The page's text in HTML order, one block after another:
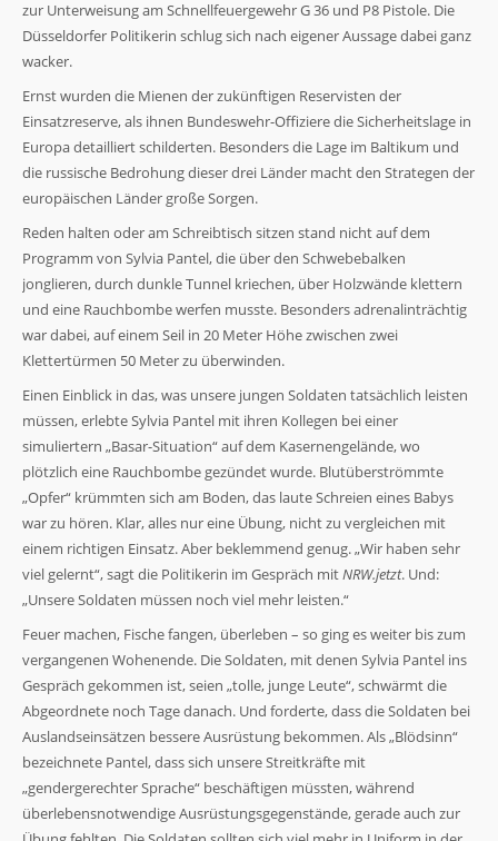
zur Unterweisung am Schnellfeuergewehr G 36 und P8 Pistole. Die
Düsseldorfer Politikerin schlug sich nach eigener Aussage dabei ganz
wacker.
Ernst wurden die Mienen der zukünftigen Reservisten der
Einsatzreserve, als ihnen Bundeswehr-Offiziere die Sicherheitslage in
Europa detailliert schilderten. Besonders die Lage im Baltikum und
die russische Bedrohung dieser drei Länder macht den Strategen der
europäischen Länder große Sorgen.
Reden halten oder am Schreibtisch sitzen stand nicht auf dem
Programm von Sylvia Pantel, die über den Schwebebalken
jonglieren, durch dunkle Tunnel kriechen, über Holzwände klettern
und eine Rauchbombe werfen musste. Besonders adrenalinträchtig
war dabei, auf einem Seil in 20 Meter Höhe zwischen zwei
Klettertürmen 50 Meter zu überwinden.
Einen Einblick in das, was unsere jungen Soldaten tatsächlich leisten
müssen, erlebte Sylvia Pantel mit ihren Kollegen bei einer
simuliertern „Basar-Situation“ auf dem Kasernengelände, wo
plötzlich eine Rauchbombe gezündet wurde. Blutüberströmmte
„Opfer“ krümmten sich am Boden, das laute Schreien eines Babys
war zu hören. Klar, alles nur eine Übung, nicht zu vergleichen mit
einem richtigen Einsatz. Aber beklemmend genug. „Wir haben sehr
viel gelernt“, sagt die Politikerin im Gespräch mitNRW.jetzt. Und:
„Unsere Soldaten müssen noch viel mehr leisten.“
Feuer machen, Fische fangen, überleben – so ging es weiter bis zum
vergangenen Wohenende. Die Soldaten, mit denen Sylvia Pantel ins
Gespräch gekommen ist, seien „tolle, junge Leute“, schwärmt die
Abgeordnete noch Tage danach. Und forderte, dass die Soldaten bei
Auslandseinsätzen bessere Ausrüstung bekommen. Als „Blödsinn“
bezeichnete Pantel, dass sich unsere Streitkräfte mit
„gendergerechter Sprache“ beschäftigen müssten, während
überlebensnotwendige Ausrüstungsgegenstände, gerade auch zur
Erfahrung
Damit unsere
während
Ihres
Besuchs so
gut wie
funktioniert.
Wenn Sie
ablehnen,
verschwinden
einige
von der
Website.
Marketing
Interessen und Ihr
Verhalten beim
Besuch unserer
Website mitteilen,
erhöhen Sie die
Wahrscheinlichkeit,
personalisierte
Angebote zu
sehen.